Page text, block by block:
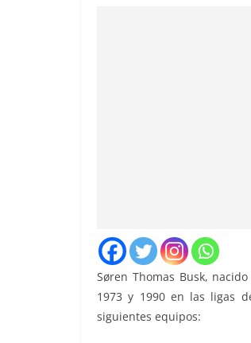
Søren Thomas Busk,
1973 y 1990 en las ligas
siguientes equipos: